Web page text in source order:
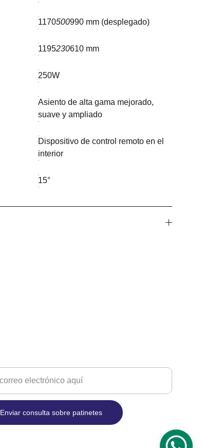
1170500990 mm (desplegado)
1195230610 mm
250W
Asiento de alta gama mejorado,
suave y ampliado
Dispositivo de control remoto en el
interior
15°
Enviar consulta sobre patinetes